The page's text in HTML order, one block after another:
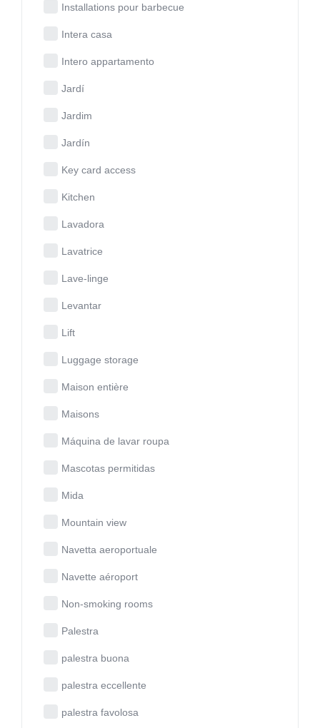
Installations pour barbecue
Intera casa
Intero appartamento
Jardí
Jardim
Jardín
Key card access
Kitchen
Lavadora
Lavatrice
Lave-linge
Levantar
Lift
Luggage storage
Maison entière
Maisons
Máquina de lavar roupa
Mascotas permitidas
Mida
Mountain view
Navetta aeroportuale
Navette aéroport
Non-smoking rooms
Palestra
palestra buona
palestra eccellente
palestra favolosa